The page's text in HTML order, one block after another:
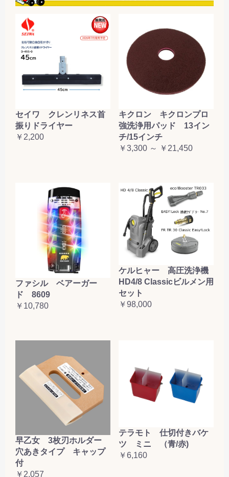
セイワ クレンリネス首
振りドライヤー
￥2,200
キクロン キクロンプロ
強洗浄用パッド 13イン
チ/15インチ
￥3,300 ～ ￥21,450
ファシル ベアーガー
ド 8609
￥10,780
ケルヒャー 高圧洗浄機
HD4/8 Classicビルメン用
セット
￥98,000
早乙女 3枚刃ホルダー
穴あきタイプ キャップ
付
￥2,057
テラモト 仕切付きバケ
ツ ミニ （青/赤)
￥6,160